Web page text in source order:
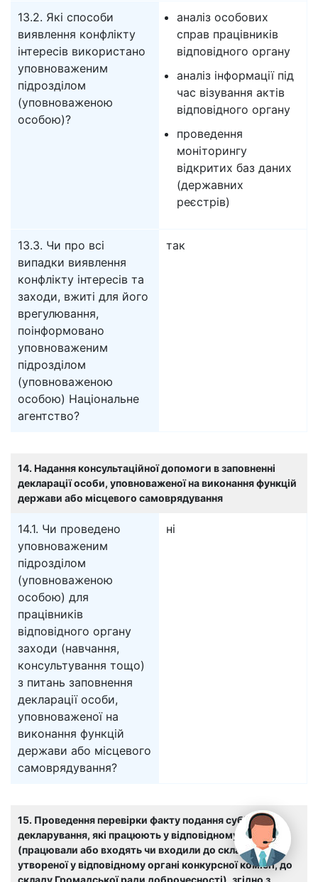
13.2. Які способи
виявлення конфлікту
інтересів використано
уповноваженим
підрозділом
(уповноваженою
особою)?
аналіз особових
справ працівників
відповідного органу
аналіз інформації під
час візування актів
відповідного органу
проведення
моніторингу
відкритих баз даних
(державних
реєстрів)
13.3. Чи про всі
випадки виявлення
конфлікту інтересів та
заходи, вжиті для його
врегулювання,
поінформовано
уповноваженим
підрозділом
(уповноваженою
особою) Національне
агентство?
так
14. Надання консультаційної допомоги в заповненні
декларації особи, уповноваженої на виконання функцій
держави або місцевого самоврядування
14.1. Чи проведено
уповноваженим
підрозділом
(уповноваженою
особою) для
працівників
відповідного органу
заходи (навчання,
консультування тощо)
з питань заповнення
декларації особи,
уповноваженої на
виконання функцій
держави або місцевого
самоврядування?
ні
15. Проведення перевірки факту подання суб’єктами
декларування, які працюють у відповідному органі
(працювали або входять чи входили до складу
утвореної у відповідному органі конкурсної комісії, до
складу Громадської ради доброчесності), згідно з